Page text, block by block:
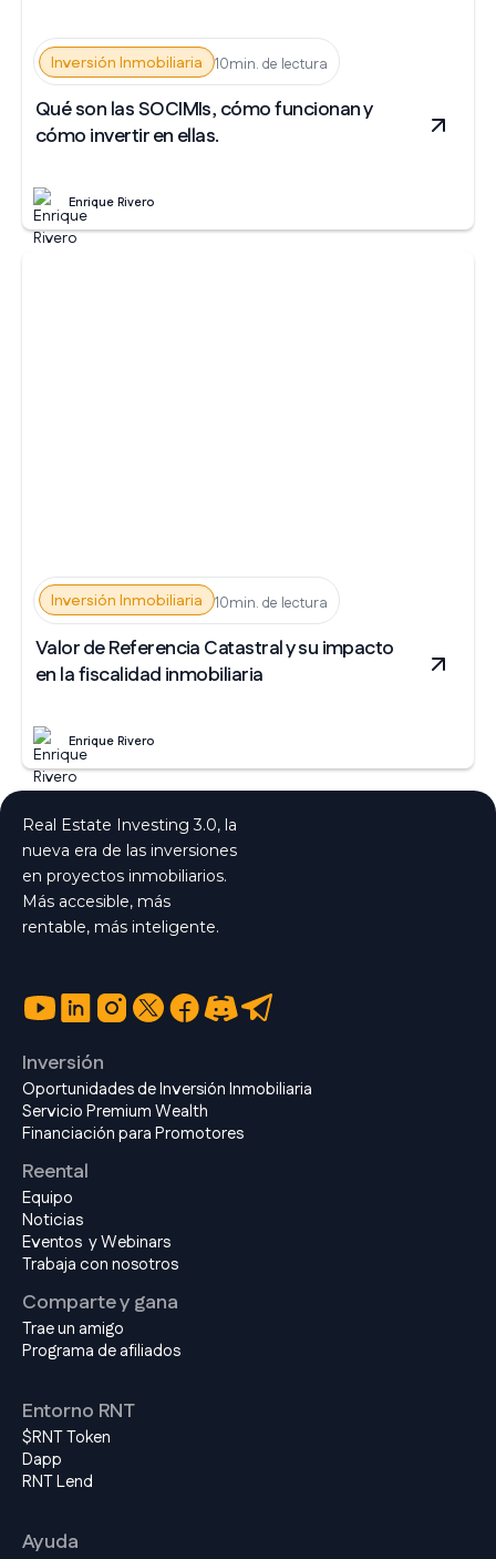
Inversión Inmobiliaria 10min. de lectura
Qué son las SOCIMIs, cómo funcionan y
cómo invertir en ellas.
Enrique Rivero
Inversión Inmobiliaria 10min. de lectura
Valor de Referencia Catastral y su impacto
en la fiscalidad inmobiliaria
Enrique Rivero
Real Estate Investing 3.0, la
nueva era de las inversiones
en proyectos inmobiliarios.
Más accesible, más
rentable, más inteligente.
Inversión
Oportunidades de Inversión Inmobiliaria
Servicio Premium Wealth
Financiación para Promotores
Reental
Equipo
Noticias
Eventos y Webinars
Trabaja con nosotros
Comparte y gana
Trae un amigo
Programa de afiliados
Entorno RNT
$RNT Token
Dapp
RNT Lend
Ayuda